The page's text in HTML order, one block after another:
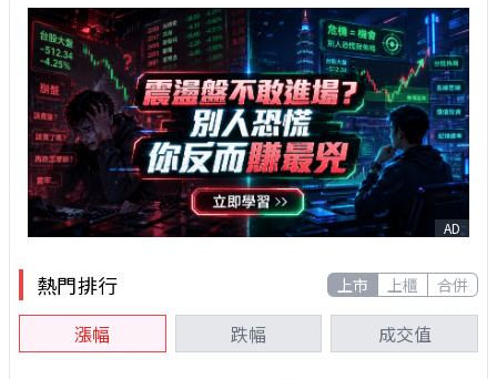
AD
熱門排行 上市 上櫃 合併
漲幅 跌幅 成交值